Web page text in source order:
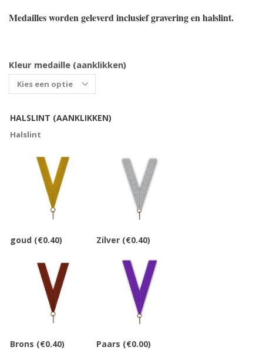
Medailles worden geleverd inclusief gravering en halslint.
Kleur medaille (aanklikken)
HALSLINT (AANKLIKKEN)
Halslint
goud (€0.40) Zilver (€0.40)
Brons (€0.40) Paars (€0.00)